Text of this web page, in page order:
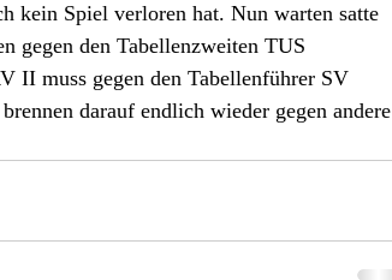
kein Spiel verloren hat. Nun warten satte
gegen den Tabellenzweiten TUS
II muss gegen den Tabellenführer SV
darauf endlich wieder gegen andere